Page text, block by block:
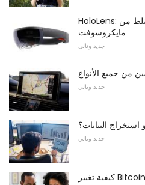
HoloLens: نظرة على سماعة الواقع المختلط من
مايكروسوفت
جديد وتالي
من جميع الأنواع
جديد وتالي
استخراج البيانات؟
جديد وتالي